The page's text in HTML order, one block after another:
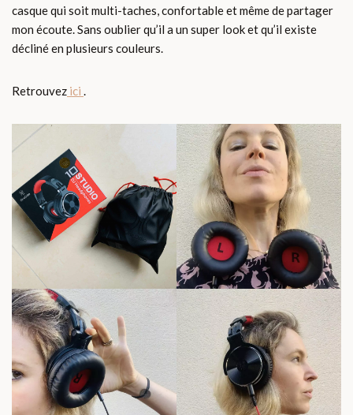
casque qui soit multi-taches, confortable et même de partager
mon écoute. Sans oublier qu’il a un super look et qu’il existe
décliné en plusieurs couleurs.
Retrouvez ici .